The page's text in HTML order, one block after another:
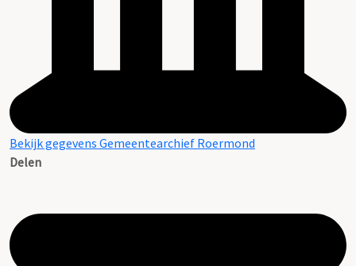
Bekijk gegevens Gemeentearchief Roermond
Delen